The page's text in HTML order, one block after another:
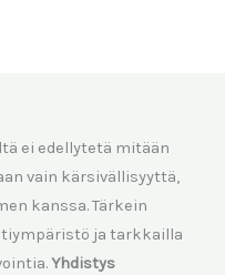
ei edellytetä mitään
vain kärsivällisyyttä,
kanssa. Tärkein
ja tarkkailla
Yhdistys